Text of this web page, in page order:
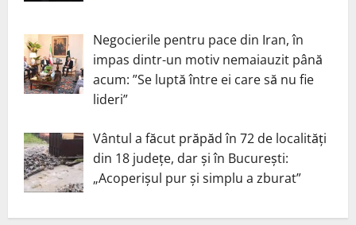
Negocierile pentru pace din Iran, în
impas dintr-un motiv nemaiauzit până
acum: ”Se luptă între ei care să nu fie
lideri”
Vântul a făcut prăpăd în 72 de localități
din 18 județe, dar și în București:
„Acoperișul pur și simplu a zburat”